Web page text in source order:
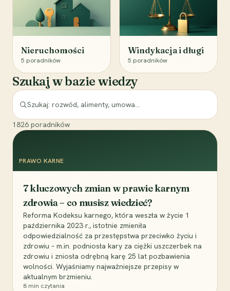
Nieruchomości
5 poradników
Windykacja i długi
5 poradników
Szukaj w bazie wiedzy
1826 poradników
PRAWO KARNE
7 kluczowych zmian w prawie karnym
zdrowia – co musisz wiedzieć?
Reforma Kodeksu karnego, która weszła w życie 1
października 2023 r., istotnie zmieniła
odpowiedzialność za przestępstwa przeciwko życiu i
zdrowiu – m.in. podniosła kary za ciężki uszczerbek na
zdrowiu i zniosła odrębną karę 25 lat pozbawienia
wolności. Wyjaśniamy najważniejsze przepisy w
aktualnym brzmieniu.
8 min czytania